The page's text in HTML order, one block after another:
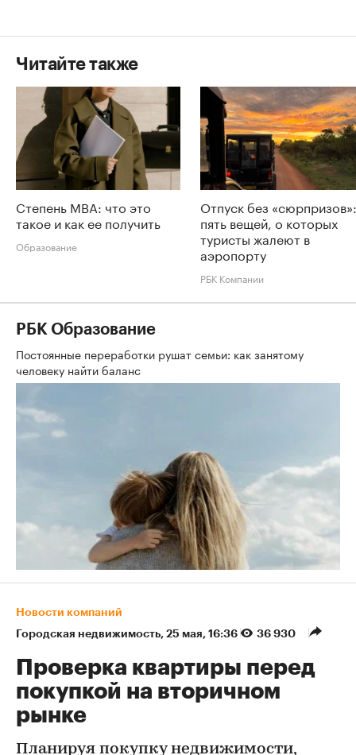
Читайте также
Степень MBA: что это
такое и как ее получить
Образование
Отпуск без «сюрпризов»:
пять вещей, о которых
туристы жалеют в
аэропорту
РБК Компании
РБК Образование
Постоянные переработки рушат семьи: как занятому
человеку найти баланс
Новости компаний
Городская недвижимость⁠, 25 мая, 16:36 36 930
Проверка квартиры перед
покупкой на вторичном
рынке
Планируя покупку недвижимости,